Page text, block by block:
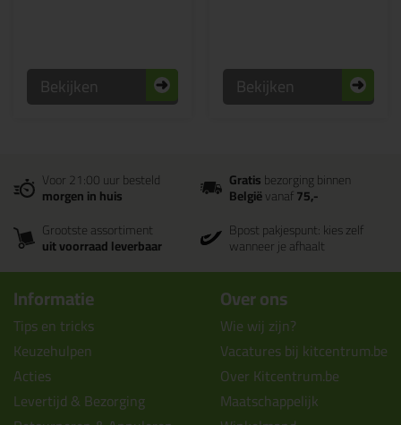
Bekijken Bekijken
Voor 21:00 uur besteld
morgen in huis
Gratisbezorging binnen
Belgiëvanaf75,-
Grootste assortiment
uit voorraad leverbaar
Bpost pakjespunt: kies zelf
wanneer je afhaalt
Informatie
Tips en tricks
Keuzehulpen
Acties
Levertijd & Bezorging
Over ons
Wie wij zijn?
Vacatures bij kitcentrum.be
Over Kitcentrum.be
Maatschappelijk